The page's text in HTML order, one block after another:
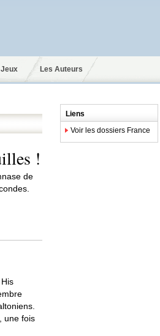
Jeux Les Auteurs
!
de
une fois
Liens
Voir les dossiers France